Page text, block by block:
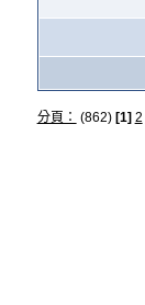
分頁： (862) [1] 2